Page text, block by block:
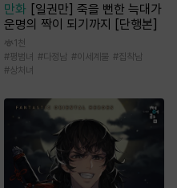
만화 [일권만] 죽을 뻔한 늑대가
운명의 짝이 되기까지 [단행본]
1천
#평범녀 #다정남 #이세계물 #집착남
#상처녀